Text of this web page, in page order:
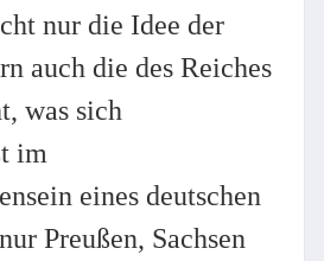
nur die Idee der
auch die des Reiches
was sich
im
eines deutschen
Preußen, Sachsen